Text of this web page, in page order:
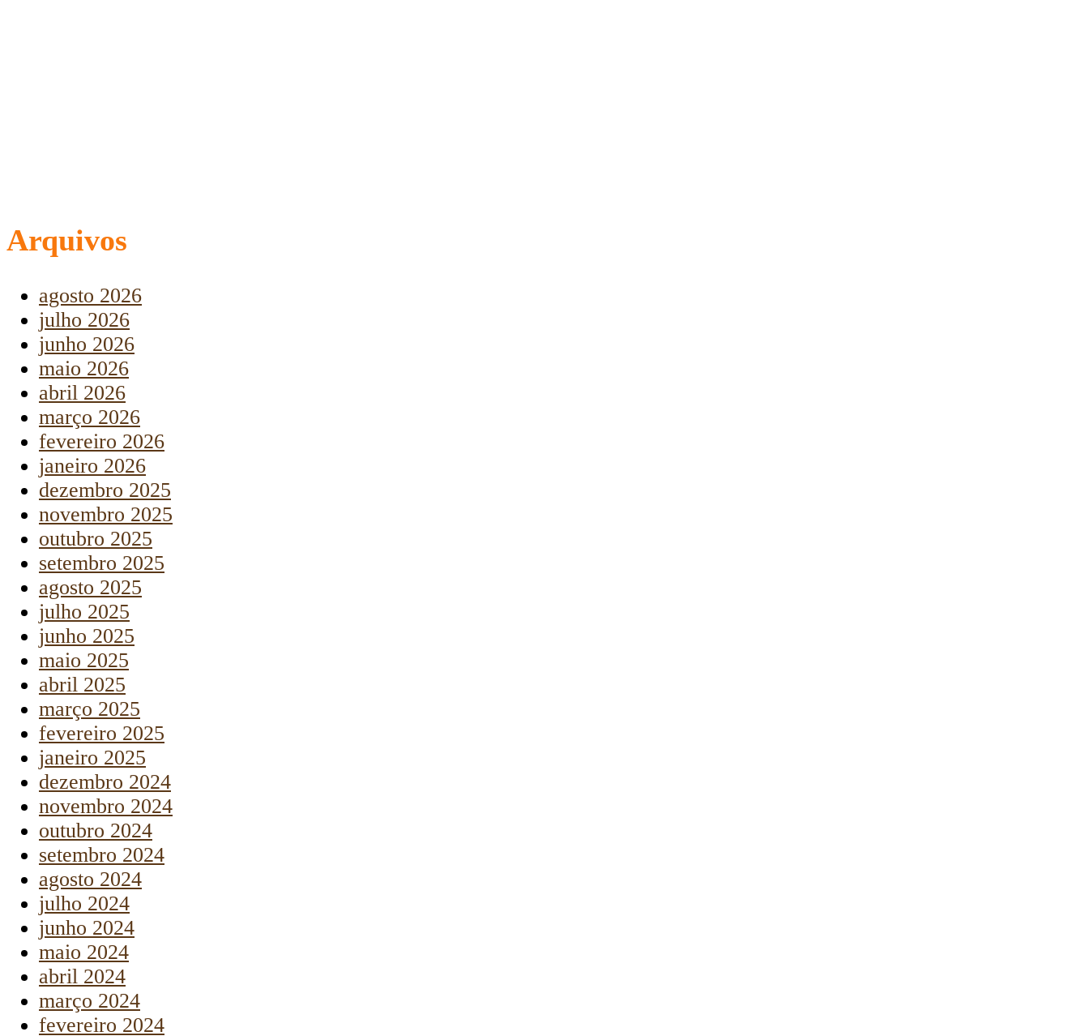
Arquivos
agosto 2026
julho 2026
junho 2026
maio 2026
abril 2026
março 2026
fevereiro 2026
janeiro 2026
dezembro 2025
novembro 2025
outubro 2025
setembro 2025
agosto 2025
julho 2025
junho 2025
maio 2025
abril 2025
março 2025
fevereiro 2025
janeiro 2025
dezembro 2024
novembro 2024
outubro 2024
setembro 2024
agosto 2024
julho 2024
junho 2024
maio 2024
abril 2024
março 2024
fevereiro 2024